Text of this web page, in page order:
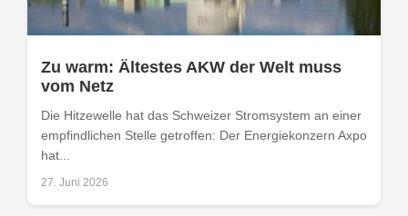
Zu warm: Ältestes AKW der Welt muss
vom Netz
Die Hitzewelle hat das Schweizer Stromsystem an einer
empfindlichen Stelle getroffen: Der Energiekonzern Axpo
hat...
27. Juni 2026